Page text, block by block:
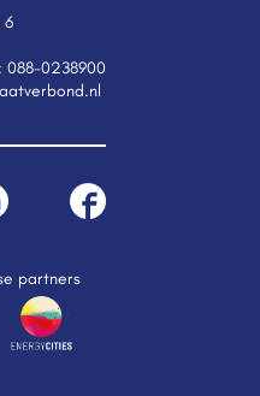
6
088-0238900
partners